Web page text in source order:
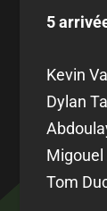
5
Kevin
Dylan
Migouel
Tom